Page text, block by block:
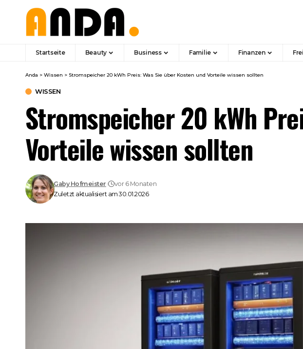
Startseite Beauty Business Familie Finanzen
Anda > Wissen > Stromspeicher 20 kWh Preis: Was Sie über Kosten und Vorteile wissen sollten
WISSEN
Stromspeicher 20 kWh
Vorteile wissen sollten
Zuletzt aktualisiert am 30.01.2026
Gaby Hofmeister vor 6 Monaten